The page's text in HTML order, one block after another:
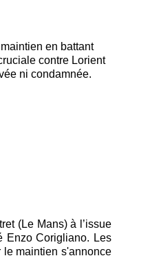
en battant
contre Lorient
ni condamnée.
(Le Mans) à l’issue
Enzo Corigliano. Les
le maintien s'annonce